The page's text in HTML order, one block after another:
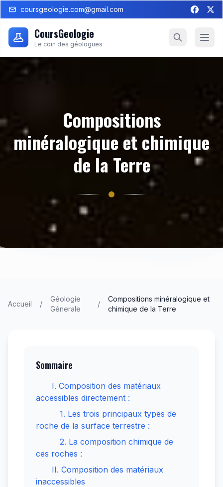
coursgeologie.com@gmail.com
CoursGeologie
Le coin des géologues
Compositions
minéralogique et chimique
de la Terre
Accueil /
Géologie
Génerale
/
Compositions minéralogique et
chimique de la Terre
Sommaire
I. Composition des matériaux
accessibles directement :
1. Les trois principaux types de
roche de la surface terrestre :
2. La composition chimique de
ces roches :
II. Composition des matériaux
inaccessibles